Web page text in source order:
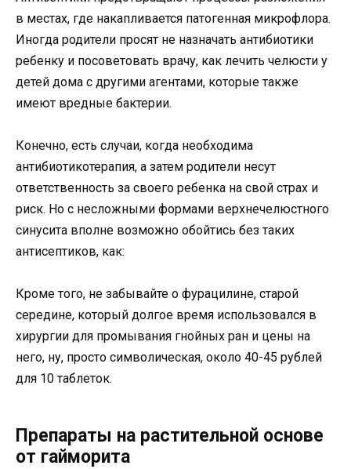
в местах, где накапливается патогенная микрофлора.
Иногда родители просят не назначать антибиотики
ребенку и посоветовать врачу, как лечить челюсти у
детей дома с другими агентами, которые также
имеют вредные бактерии.
Конечно, есть случаи, когда необходима
антибиотикотерапия, а затем родители несут
ответственность за своего ребенка на свой страх и
риск. Но с несложными формами верхнечелюстного
синусита вполне возможно обойтись без таких
антисептиков, как:
Кроме того, не забывайте о фурацилине, старой
середине, который долгое время использовался в
хирургии для промывания гнойных ран и цены на
него, ну, просто символическая, около 40-45 рублей
для 10 таблеток.
Препараты на растительной основе
от гайморита